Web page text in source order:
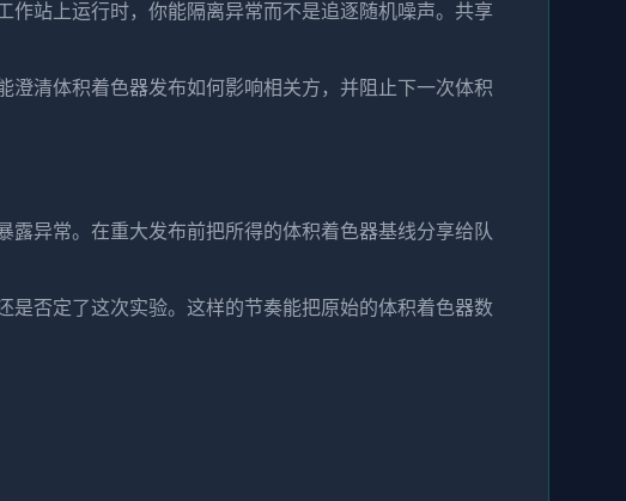
站上运行时，你能隔离异常而不是追逐随机噪声。共享
清体积着色器发布如何影响相关方，并阻止下一次体积
异常。在重大发布前把所得的体积着色器基线分享给队
否定了这次实验。这样的节奏能把原始的体积着色器数